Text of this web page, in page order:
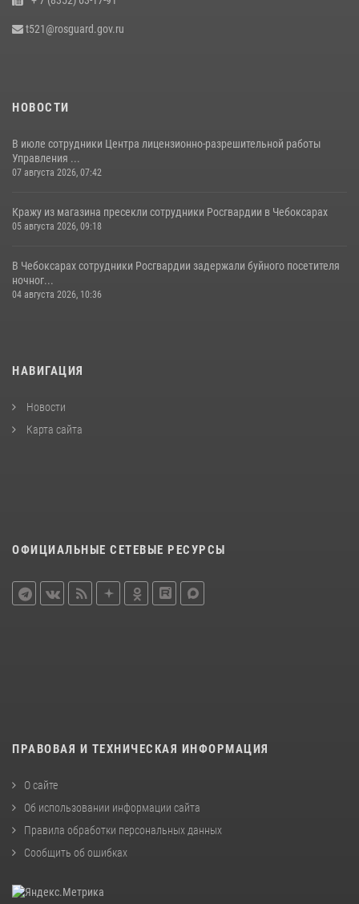
t521@rosguard.gov.ru
НОВОСТИ
В июле сотрудники Центра лицензионно-разрешительной работы
Управления ...
07 августа 2026, 07:42
Кражу из магазина пресекли сотрудники Росгвардии в Чебоксарах
05 августа 2026, 09:18
В Чебоксарах сотрудники Росгвардии задержали буйного посетителя
ночног...
04 августа 2026, 10:36
НАВИГАЦИЯ
Новости
Карта сайта
ОФИЦИАЛЬНЫЕ СЕТЕВЫЕ РЕСУРСЫ
ПРАВОВАЯ И ТЕХНИЧЕСКАЯ ИНФОРМАЦИЯ
О сайте
Об использовании информации сайта
Правила обработки персональных данных
Сообщить об ошибках